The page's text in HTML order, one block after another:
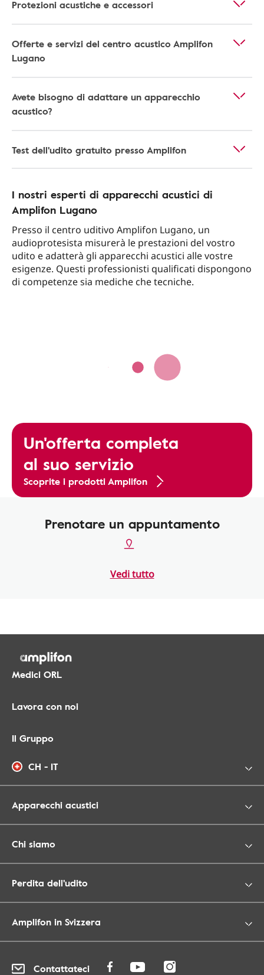
Protezioni acustiche e accessori
Offerte e servizi del centro acustico Amplifon
Lugano
Avete bisogno di adattare un apparecchio
acustico?
Test dell'udito gratuito presso Amplifon
I nostri esperti di apparecchi acustici di
Amplifon Lugano
Presso il centro uditivo Amplifon Lugano, un
audioprotesista misurerà le prestazioni del vostro
udito e adatterà gli apparecchi acustici alle vostre
esigenze. Questi professionisti qualificati dispongono
di competenze sia mediche che tecniche.
Un'offerta completa
al suo servizio
Scoprite i prodotti Amplifon
Prenotare un appuntamento
Vedi tutto
Medici ORL
Lavora con noi
Il Gruppo
CH - IT
Apparecchi acustici
Chi siamo
Perdita dell'udito
Amplifon in Svizzera
Contattateci